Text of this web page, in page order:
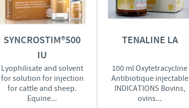
SYNCROSTIM®500
IU
Lyophilisate and solvent
for solution for injection
for cattle and sheep.
Equine...
TENALINE LA
100 ml Oxytetracycline
Antibiotique injectable
INDICATIONS Bovins,
ovins...